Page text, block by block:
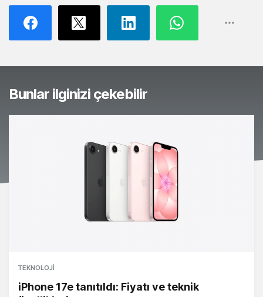
Bunlar ilginizi çekebilir
TEKNOLOJI
iPhone 17e tanıtıldı: Fiyatı ve teknik